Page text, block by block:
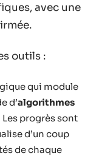
avec une
outils :
qui module
d’algorithmes
Les progrès sont
d’un coup
de chaque